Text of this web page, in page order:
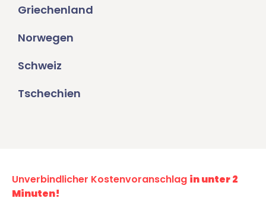
Griechenland
Norwegen
Schweiz
Tschechien
Unverbindlicher Kostenvoranschlag in unter 2
Minuten!